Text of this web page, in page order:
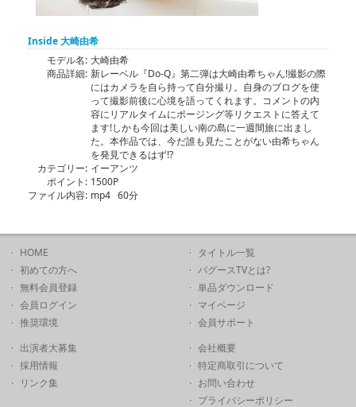
Inside 大崎由希
モデル名: 大崎由希
商品詳細: 新レーベル『Do-Q』第二弾は大崎由希ちゃん!撮影の際
にはカメラを自ら持って自分撮り。自身のブログを使
って撮影前後に心境を語ってくれます。コメントの内
容にリアルタイムにポージング等リクエストに答えて
ます!しかも今回は美しい南の島に一週間旅に出まし
た。本作品では、今だ誰も見たことがない由希ちゃん
を発見できるはず!?
カテゴリー: イーアンツ
ポイント: 1500P
ファイル内容: mp4 60分
HOME
初めての方へ
無料会員登録
会員ログイン
推奨環境
タイトル一覧
バグースTVとは?
単品ダウンロード
マイページ
会員サポート
出演者大募集
採用情報
リンク集
会社概要
特定商取引について
お問い合わせ
プライバシーポリシー